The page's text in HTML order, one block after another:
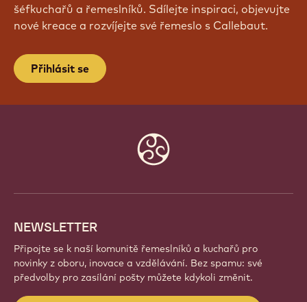
šéfkuchařů a řemeslníků. Sdílejte inspiraci, objevujte
nové kreace a rozvíjejte své řemeslo s Callebaut.
Přihlásit se
NEWSLETTER
Připojte se k naší komunitě řemeslníků a kuchařů pro
novinky z oboru, inovace a vzdělávání. Bez spamu: své
předvolby pro zasílání pošty můžete kdykoli změnit.